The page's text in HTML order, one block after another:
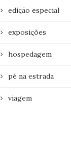
edição especial
exposições
hospedagem
pé na estrada
viagem